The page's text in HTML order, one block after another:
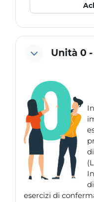
Unità 0
esercizi di